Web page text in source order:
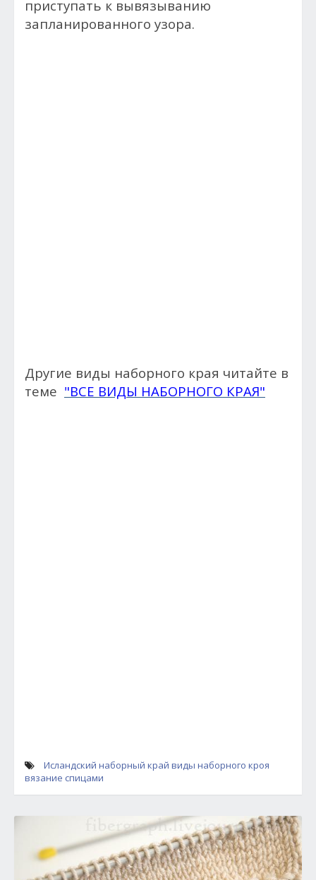
приступать к вывязыванию
запланированного узора.
Другие виды наборного края читайте в
теме "ВСЕ ВИДЫ НАБОРНОГО КРАЯ"
Исландский наборный край виды наборного кроя
вязание спицами